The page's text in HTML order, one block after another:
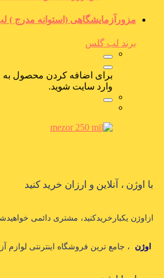
مزورآزمایشگاهی (استوانه مدرج )
برند لب گلس
برای اضافه کردن محصول به
وارد سایت شوید.
با اوژن ، آنلاین و ارزان خرید کنید
ازاوژن یکبارخریدکنید، مشتری دائمی
اوژن ، جامع ترین فروشگاه اینترنتی لوازم